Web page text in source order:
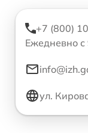
+7 (800)
Ежедневно
ул.